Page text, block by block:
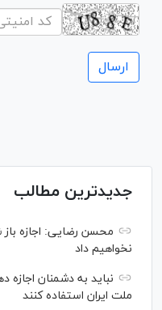
جدیدترین مطالب
محسن رضایی: اجازه
نخواهیم داد
نباید به دشمنان اجازه
ملت ایران استفاده کنند